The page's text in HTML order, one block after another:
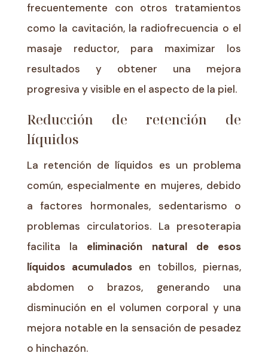
frecuentemente con otros tratamientos
como la cavitación, la radiofrecuencia o el
masaje reductor, para maximizar los
resultados y obtener una mejora
progresiva y visible en el aspecto de la piel.
Reducción de retención de
líquidos
La retención de líquidos es un problema
común, especialmente en mujeres, debido
a factores hormonales, sedentarismo o
problemas circulatorios. La presoterapia
facilita la eliminación natural de esos
líquidos acumuladosen tobillos, piernas,
abdomen o brazos, generando una
disminución en el volumen corporal y una
mejora notable en la sensación de pesadez
o hinchazón.